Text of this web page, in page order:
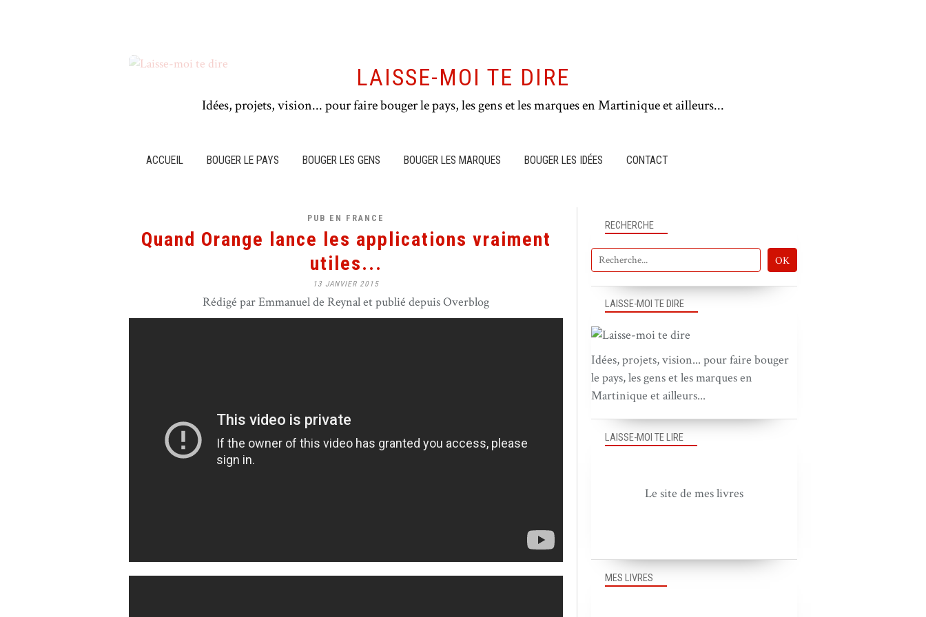
LAISSE-MOI TE DIRE
Idées, projets, vision... pour faire bouger le pays, les gens et les marques en Martinique et ailleurs...
ACCUEIL BOUGER LE PAYS BOUGER LES GENS BOUGER LES MARQUES BOUGER LES IDÉES CONTACT
PUB EN FRANCE
Quand Orange lance les applications vraiment
utiles...
13 JANVIER 2015
Rédigé par Emmanuel de Reynal et publié depuis Overblog
RECHERCHE
LAISSE-MOI TE DIRE
Idées, projets, vision... pour faire bouger
le pays, les gens et les marques en
Martinique et ailleurs...
MES LIVRES
LAISSE-MOI TE LIRE
Le site de mes livres